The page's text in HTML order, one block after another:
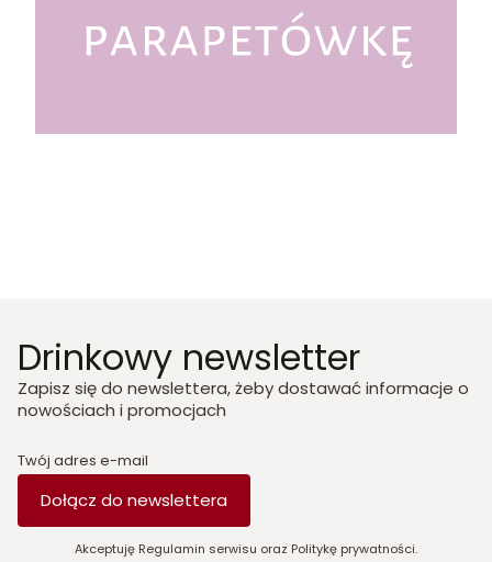
Drinkowy newsletter
Zapisz się do newslettera, żeby dostawać informacje o
nowościach i promocjach
Twój adres e-mail
Dołącz do newslettera
Akceptuję Regulamin serwisu oraz Politykę prywatności.